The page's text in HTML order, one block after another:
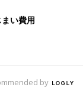
い費用
by